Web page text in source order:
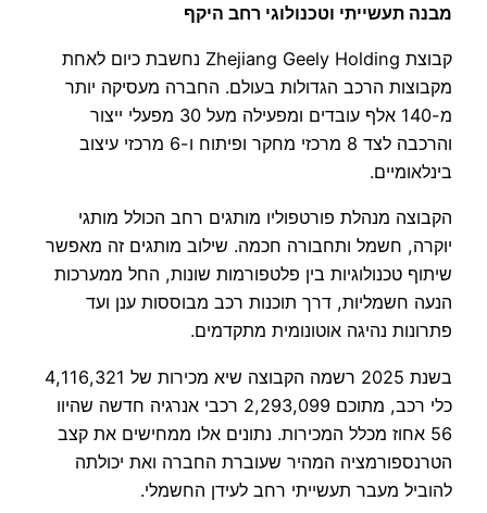
מבנה תעשייתי וטכנולוגי רחב היקף
קבוצת Zhejiang Geely Holding נחשבת כיום לאחת
מקבוצות הרכב הגדולות בעולם. החברה מעסיקה יותר
מ-140 אלף עובדים ומפעילה מעל 30 מפעלי ייצור
והרכבה לצד 8 מרכזי מחקר ופיתוח ו-6 מרכזי עיצוב
בינלאומיים.
הקבוצה מנהלת פורטפוליו מותגים רחב הכולל מותגי
יוקרה, חשמל ותחבורה חכמה. שילוב מותגים זה מאפשר
שיתוף טכנולוגיות בין פלטפורמות שונות, החל ממערכות
הנעה חשמליות, דרך תוכנות רכב מבוססות ענן ועד
פתרונות נהיגה אוטונומית מתקדמים.
בשנת 2025 רשמה הקבוצה שיא מכירות של 4,116,321
כלי רכב, מתוכם 2,293,099 רכבי אנרגיה חדשה שהיוו
56 אחוז מכלל המכירות. נתונים אלו ממחישים את קצב
הטרנספורמציה המהיר שעוברת החברה ואת יכולתה
להוביל מעבר תעשייתי רחב לעידן החשמלי.